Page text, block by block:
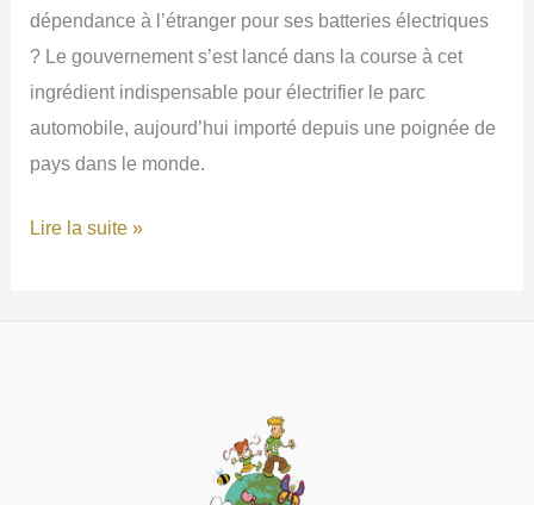
dépendance à l’étranger pour ses batteries électriques
? Le gouvernement s’est lancé dans la course à cet
ingrédient indispensable pour électrifier le parc
automobile, aujourd’hui importé depuis une poignée de
pays dans le monde.
⚠
Lire la suite »